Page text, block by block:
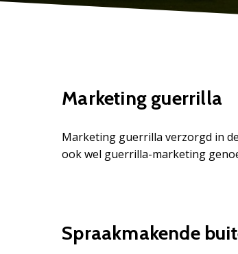
Marketing guerrilla
Marketing guerrilla verzorgd in
ook wel guerrilla-marketing
Spraakmakende